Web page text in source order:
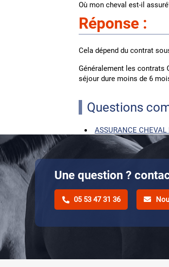
Où mon cheval est-il
Réponse :
Cela dépend du contrat
Généralement les contrats
séjour dure moins de 6
Questions
ASSURANCE CHEVAL
Une question ?
05 53 47 31 36